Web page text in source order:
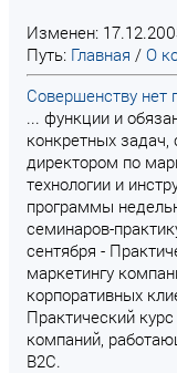
Изменен:
Путь: Главная / О
Совершенству нет
... функции и
конкретных
директором по
технологии и
программы
семинаров-
сентября -
маркетингу
корпоративных
Практический
компаний,
В2С.